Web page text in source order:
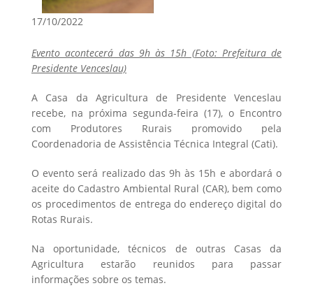
17/10/2022
Evento acontecerá das 9h às 15h (Foto: Prefeitura de
Presidente Venceslau)
A Casa da Agricultura de Presidente Venceslau
recebe, na próxima segunda-feira (17), o Encontro
com Produtores Rurais promovido pela
Coordenadoria de Assistência Técnica Integral (Cati).
O evento será realizado das 9h às 15h e abordará o
aceite do Cadastro Ambiental Rural (CAR), bem como
os procedimentos de entrega do endereço digital do
Rotas Rurais.
Na oportunidade, técnicos de outras Casas da
Agricultura estarão reunidos para passar
informações sobre os temas.